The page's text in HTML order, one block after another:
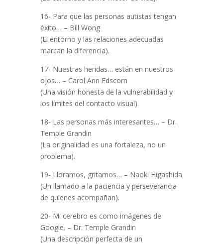
16- Para que las personas autistas tengan
éxito… – Bill Wong
(El entorno y las relaciones adecuadas
marcan la diferencia).
17- Nuestras heridas… están en nuestros
ojos… – Carol Ann Edscorn
(Una visión honesta de la vulnerabilidad y
los límites del contacto visual).
18- Las personas más interesantes… – Dr.
Temple Grandin
(La originalidad es una fortaleza, no un
problema).
19- Lloramos, gritamos… – Naoki Higashida
(Un llamado a la paciencia y perseverancia
de quienes acompañan).
20- Mi cerebro es como imágenes de
Google. – Dr. Temple Grandin
(Una descripción perfecta de un